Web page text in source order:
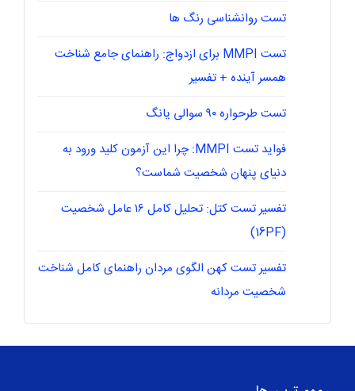
تست روانشناسی رنگ ها
تست MMPI برای ازدواج: راهنمای جامع شناخت
همسر آینده + تفسیر
تست طرحواره ۹۰ سوالی یانگ
فواید تست MMPI: چرا این آزمون کلید ورود به
دنیای پنهان شخصیت شماست؟
تفسیر تست کتل: تحلیل کامل ۱۶ عامل شخصیت
(16PF)
تفسیر تست کهن الگوی مردان راهنمای کامل شناخت
شخصیت مردانه